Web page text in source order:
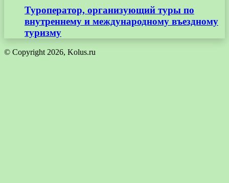
Туроператор, организующий туры по
внутреннему и международному въездному
туризму
© Copyright 2026, Kolus.ru